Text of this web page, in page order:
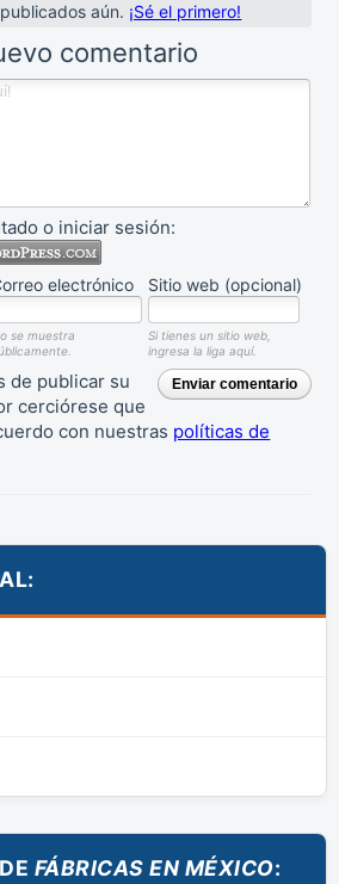
aún. ¡Sé el primero!
comentario
o iniciar sesión:
electrónico Sitio web (opcional)
se muestra
Si tienes un sitio web,
ingresa la liga aquí.
Enviar comentario
de publicar su
cerciórese que
con nuestras políticas de
FÁBRICAS EN MÉXICO: